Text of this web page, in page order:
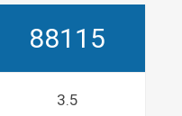
88115
3.5